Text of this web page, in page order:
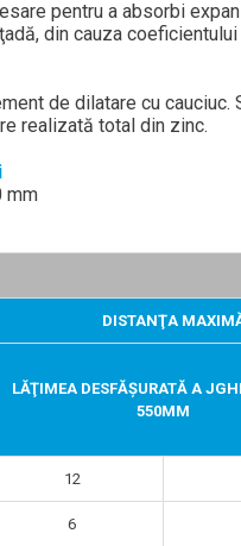
pentru a absorbi
din cauza
de dilatare cu
realizată total din zinc.
mm
DISTANŢA
LĂŢIMEA DESFĂŞURATĂ A
550MM
12
6